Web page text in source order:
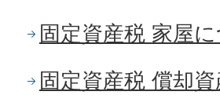
固定資産税 家屋
固定資産税 償却